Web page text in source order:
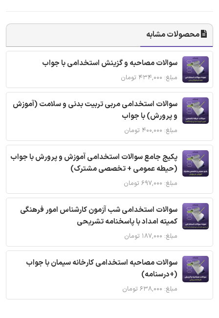
محصولات مشابه
سوالات مصاحبه و گزینش استخدامی با جواب
مبلغ: ۴۳۴,۰۰۰ تومان
سوالات استخدامی مربی تربیت بدنی و سلامت (آموزش
و پرورش) با جواب
مبلغ: ۴۰۰,۰۰۰ تومان
پکیج جامع سوالات استخدامی آموزش و پرورش با جواب
(حیطه عمومی + تخصصی مشترک)
مبلغ: ۶۹۷,۰۰۰ تومان
سوالات استخدامی شب آزمون کارشناس امور فرهنگی
کمیته امداد با پاسخنامه تشریحی
مبلغ: ۱۸۷,۰۰۰ تومان
سوالات مصاحبه استخدامی کارخانه سیمان با جواب
(+درسنامه)
مبلغ: ۶۳۸,۰۰۰ تومان